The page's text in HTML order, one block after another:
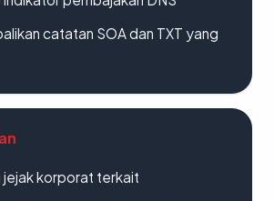
catatan SOA dan TXT yang
jejak korporat terkait